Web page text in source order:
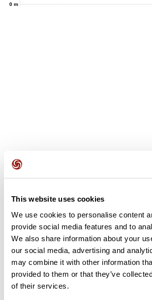
This website uses cookies
We use cookies to personalise content
provide social media features and to
We also share information about your
our social media, advertising and
may combine it with other information
provided to them or that they’ve
of their services.
0 m
Opiniones de los usuarios
Este recorrido aún no contiene opiniones.
Añadir una opinión